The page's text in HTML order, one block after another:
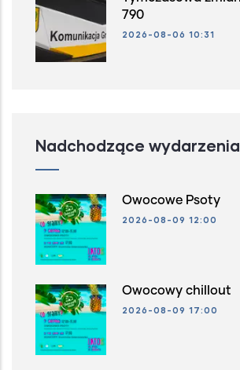
790
2026-08-06 10:31
Nadchodzące wydarzenia
Owocowe Psoty
2026-08-09 12:00
Owocowy chillout
2026-08-09 17:00